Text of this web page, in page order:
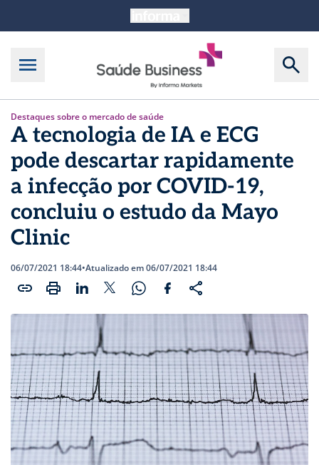
Destaques sobre o mercado de saúde
A tecnologia de IA e ECG
pode descartar rapidamente
a infecção por COVID-19,
concluiu o estudo da Mayo
Clinic
06/07/2021 18:44•Atualizado em 06/07/2021 18:44